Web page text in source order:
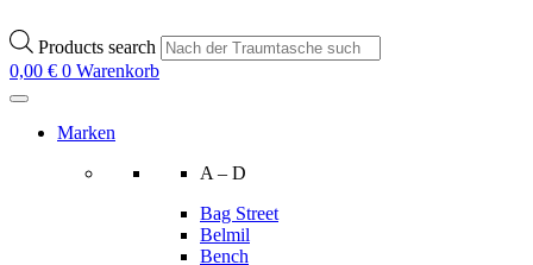
Products search
0,00 € 0 Warenkorb
Marken
A – D
Bag Street
Belmil
Bench